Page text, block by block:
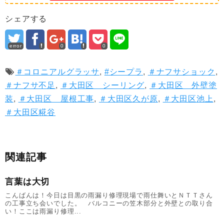
シェアする
error 0 0
＃コロニアルグラッサ, #シープラ , ＃ナフサショック ,
＃ナフサ不足 , ＃大田区 シーリング, ＃大田区 外壁塗
装, ＃大田区 屋根工事, ＃大田区久が原, ＃大田区池上 ,
＃大田区糀谷
関連記事
言葉は大切
こんばんは！今日は目黒の雨漏り修理現場で雨仕舞いとＮＴＴさん
の工事立ち会いでした。 バルコニーの笠木部分と外壁との取り合
い！ここは雨漏り修理...